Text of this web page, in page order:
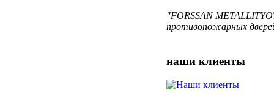
"FORSSAN
противопожарных
наши клиенты